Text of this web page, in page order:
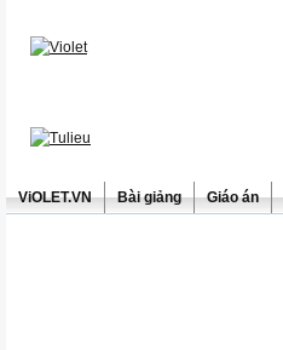
ViOLET.VN Bài giảng Giáo án